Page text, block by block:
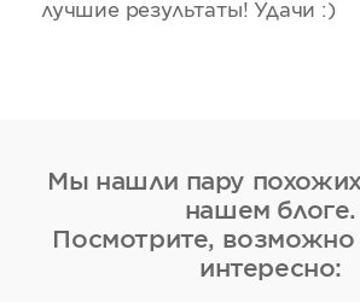
лучшие результаты! Удачи :)
Мы нашли пару
нашем блоге.
Посмотрите, возможно
интересно: